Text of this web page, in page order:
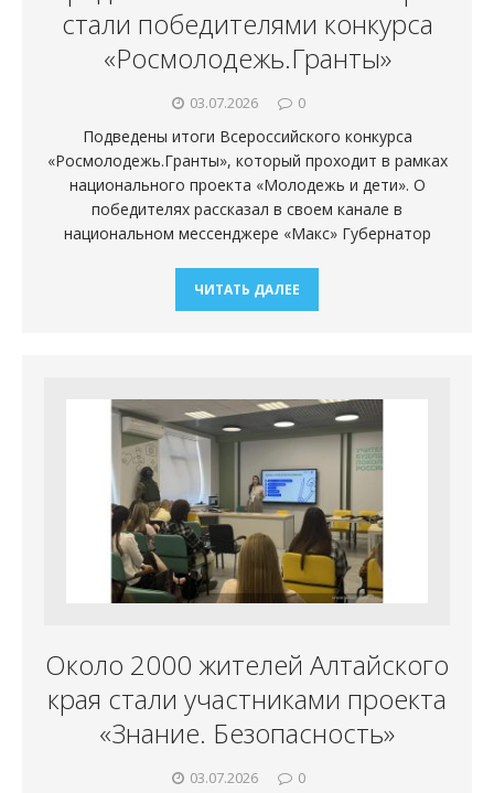
стали победителями конкурса
«Росмолодежь.Гранты»
03.07.2026 0
Подведены итоги Всероссийского конкурса
«Росмолодежь.Гранты», который проходит в рамках
национального проекта «Молодежь и дети». О
победителях рассказал в своем канале в
национальном мессенджере «Макс» Губернатор
ЧИТАТЬ ДАЛЕЕ
Около 2000 жителей Алтайского
края стали участниками проекта
«Знание. Безопасность»
03.07.2026 0